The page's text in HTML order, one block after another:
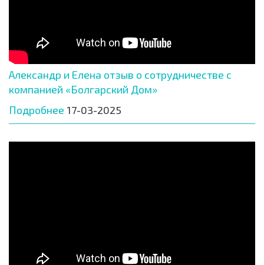
Александр и Елена отзыв о сотрудничестве с
компанией «Болгарский Дом»
Подробнее 17-03-2025